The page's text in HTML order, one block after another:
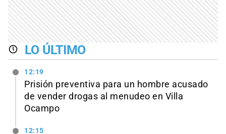
LO ÚLTIMO
12:19
Prisión preventiva para un hombre acusado
de vender drogas al menudeo en Villa
Ocampo
12:15